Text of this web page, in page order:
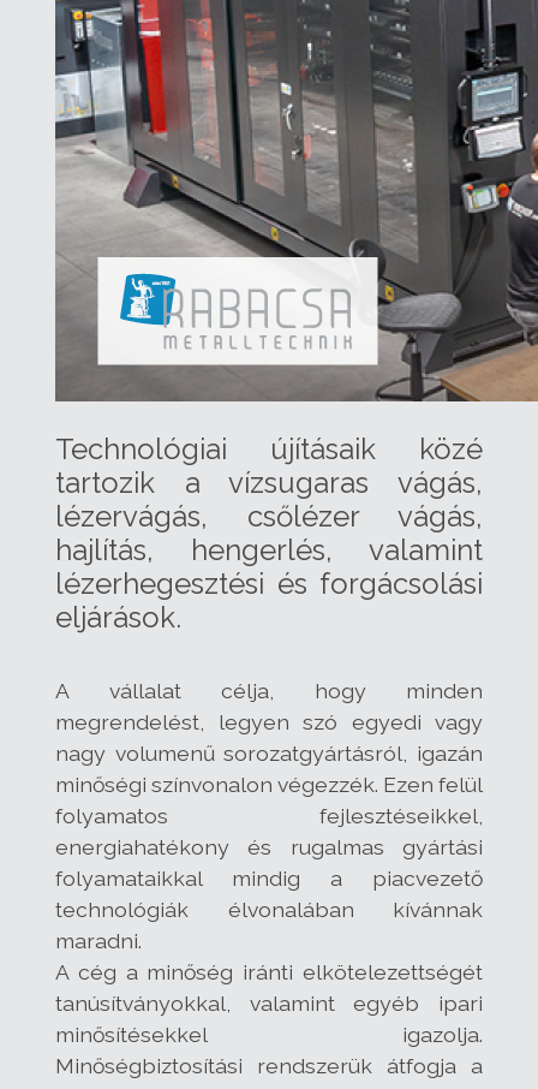
Technológiai újításaik közé
tartozik a vízsugaras vágás,
lézervágás, csőlézer vágás,
hajlítás, hengerlés, valamint
lézerhegesztési és forgácsolási
eljárások.
A vállalat célja, hogy minden
megrendelést, legyen szó egyedi vagy
nagy volumenű sorozatgyártásról, igazán
minőségi színvonalon végezzék. Ezen felül
folyamatos fejlesztéseikkel,
energiahatékony és rugalmas gyártási
folyamataikkal mindig a piacvezető
technológiák élvonalában kívánnak
maradni.
A cég a minőség iránti elkötelezettségét
tanúsítványokkal, valamint egyéb ipari
minősítésekkel igazolja.
Minőségbiztosítási rendszerük átfogja a